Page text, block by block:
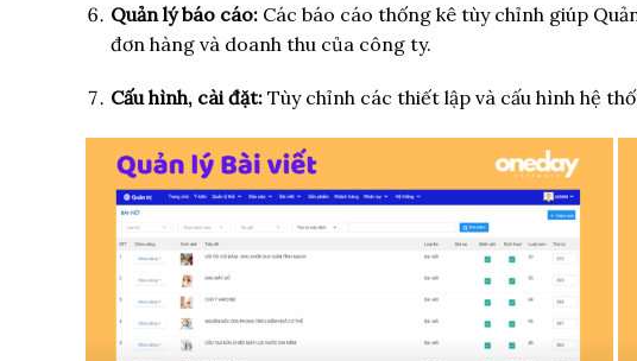
Quản lý báo cáo:Các báo cáo thống kê tùy chỉnh giúp
đơn hàng và doanh thu của công ty.
Cấu hình, cài đặt:Tùy chỉnh các thiết lập và cấu hình hệ